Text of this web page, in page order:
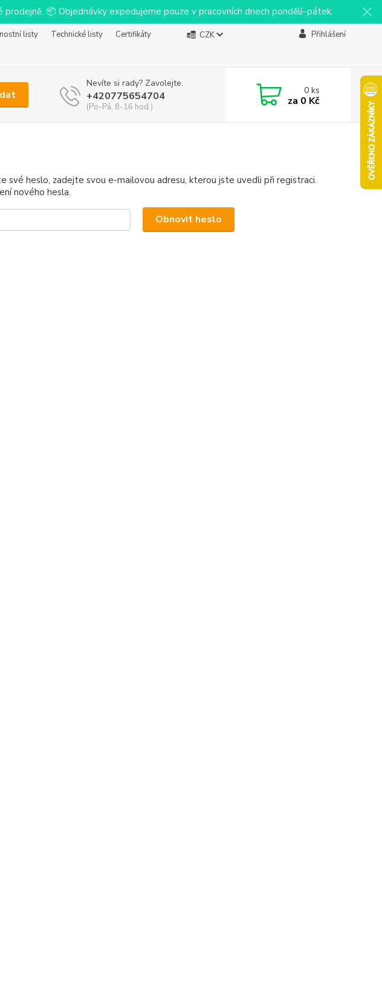
📦 Objednávky expedujeme pouze v pracovních dnech pondělí–pátek.
listy Technické listy
Certifikáty
CZK Přihlášení
Nevíte si rady? Zavolejte.
+420775654704
(Po-Pá, 8-16 hod.)
0ks
za 0 Kč
své heslo, zadejte svou e-mailovou adresu, kterou jste uvedli při registraci.
nového hesla.
Obnovit heslo